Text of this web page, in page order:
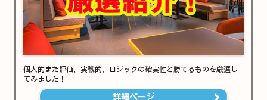
個人的また評価、実戦的、ロジックの確実性と勝てるものを厳選し
てみました！
詳細ページ